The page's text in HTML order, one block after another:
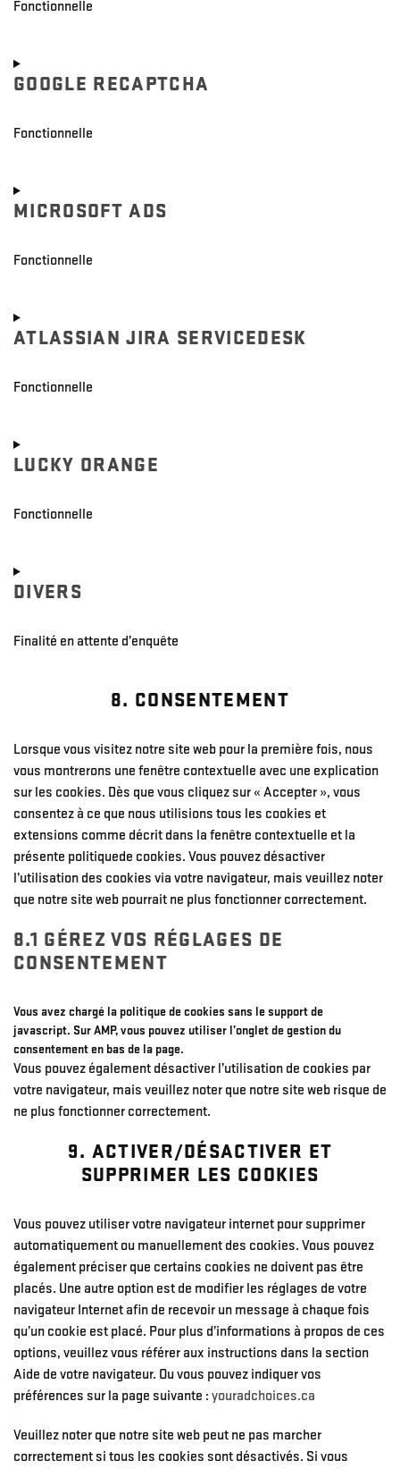
Fonctionnelle
to
service
GOOGLE RECAPTCHA
Fonctionnelle
to
service
recaptcha
MICROSOFT ADS
Fonctionnelle
to
service
ads
ATLASSIAN JIRA SERVICEDESK
Fonctionnelle
to
service
jira-
LUCKY ORANGE
Fonctionnelle
to
service
orange
DIVERS
Finalité en attente d’enquête
divers
8. CONSENTEMENT
Lorsque vous visitez notre site web pour la première fois, nous
vous montrerons une fenêtre contextuelle avec une explication
sur les cookies. Dès que vous cliquez sur « Accepter », vous
consentez à ce que nous utilisions tous les cookies et
extensions comme décrit dans la fenêtre contextuelle et la
présente politiquede cookies. Vous pouvez désactiver
l’utilisation des cookies via votre navigateur, mais veuillez noter
que notre site web pourrait ne plus fonctionner correctement.
8.1 GÉREZ VOS RÉGLAGES DE
CONSENTEMENT
Vous avez chargé la politique de cookies sans le support de
javascript. Sur AMP, vous pouvez utiliser l’onglet de gestion du
consentement en bas de la page.
Vous pouvez également désactiver l’utilisation de cookies par
votre navigateur, mais veuillez noter que notre site web risque de
ne plus fonctionner correctement.
9. ACTIVER/DÉSACTIVER ET
SUPPRIMER LES COOKIES
Vous pouvez utiliser votre navigateur internet pour supprimer
automatiquement ou manuellement des cookies. Vous pouvez
également préciser que certains cookies ne doivent pas être
placés. Une autre option est de modifier les réglages de votre
navigateur Internet afin de recevoir un message à chaque fois
qu’un cookie est placé. Pour plus d’informations à propos de ces
options, veuillez vous référer aux instructions dans la section
Aide de votre navigateur. Ou vous pouvez indiquer vos
préférences sur la page suivante : youradchoices.ca
Veuillez noter que notre site web peut ne pas marcher
correctement si tous les cookies sont désactivés. Si vous